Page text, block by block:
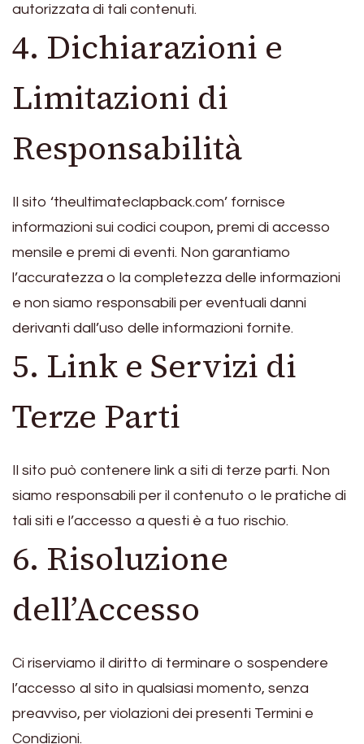
autorizzata di tali contenuti.
4. Dichiarazioni e
Limitazioni di
Responsabilità
Il sito ‘theultimateclapback.com’ fornisce
informazioni sui codici coupon, premi di accesso
mensile e premi di eventi. Non garantiamo
l’accuratezza o la completezza delle informazioni
e non siamo responsabili per eventuali danni
derivanti dall’uso delle informazioni fornite.
5. Link e Servizi di
Terze Parti
Il sito può contenere link a siti di terze parti. Non
siamo responsabili per il contenuto o le pratiche di
tali siti e l’accesso a questi è a tuo rischio.
6. Risoluzione
dell’Accesso
Ci riserviamo il diritto di terminare o sospendere
l’accesso al sito in qualsiasi momento, senza
preavviso, per violazioni dei presenti Termini e
Condizioni.